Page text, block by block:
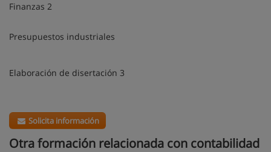
Finanzas 2
Presupuestos industriales
Elaboración de disertación 3
Solicita información
Otra formación relacionada con contabilidad